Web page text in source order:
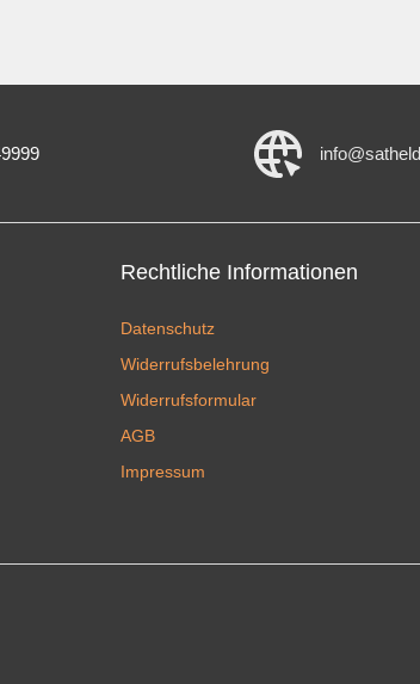
Rechtliche Informationen
Datenschutz
Widerrufsbelehrung
Widerrufsformular
AGB
Impressum